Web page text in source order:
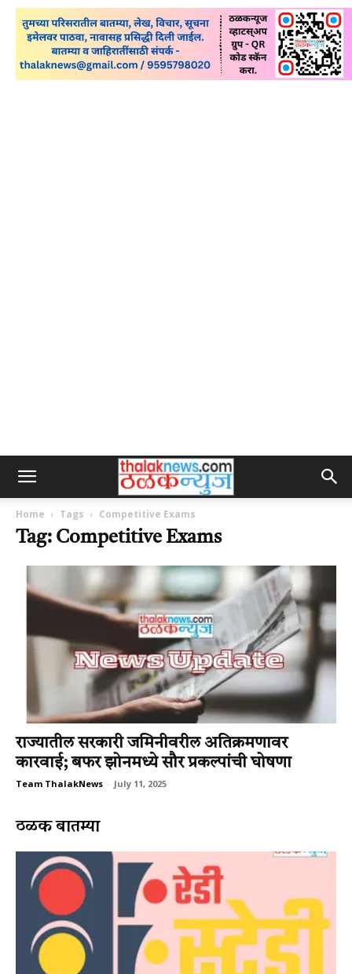
Home Tags Competitive Exams
Tag: Competitive Exams
राज्यातील सरकारी जमिनीवरील अतिक्रमणावर
कारवाई; बफर झोनमध्ये सौर प्रकल्पांची घोषणा
Team ThalakNews - July 11, 2025
ठळक बातम्या